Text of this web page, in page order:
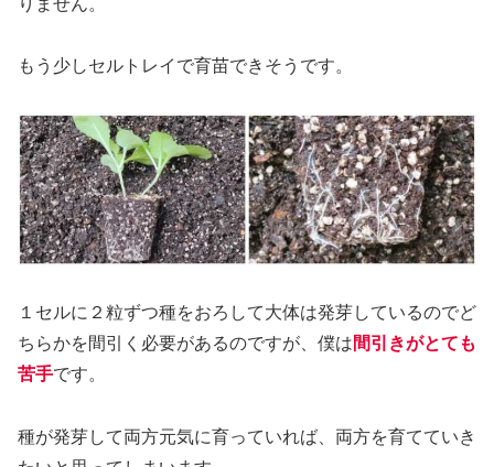
もう少しセルトレイで育苗できそうです。
１セルに２粒ずつ種をおろして大体は発芽しているのでど
ちらかを間引く必要があるのですが、僕は間引きがとても
苦手です。
種が発芽して両方元気に育っていれば、両方を育てていき